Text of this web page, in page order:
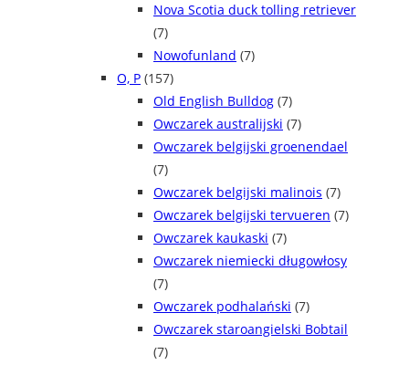
Nova Scotia duck tolling retriever
(7)
Nowofunland (7)
O, P (157)
Old English Bulldog (7)
Owczarek australijski (7)
Owczarek belgijski groenendael
(7)
Owczarek belgijski malinois (7)
Owczarek belgijski tervueren (7)
Owczarek kaukaski (7)
Owczarek niemiecki długowłosy
(7)
Owczarek podhalański (7)
Owczarek staroangielski Bobtail
(7)